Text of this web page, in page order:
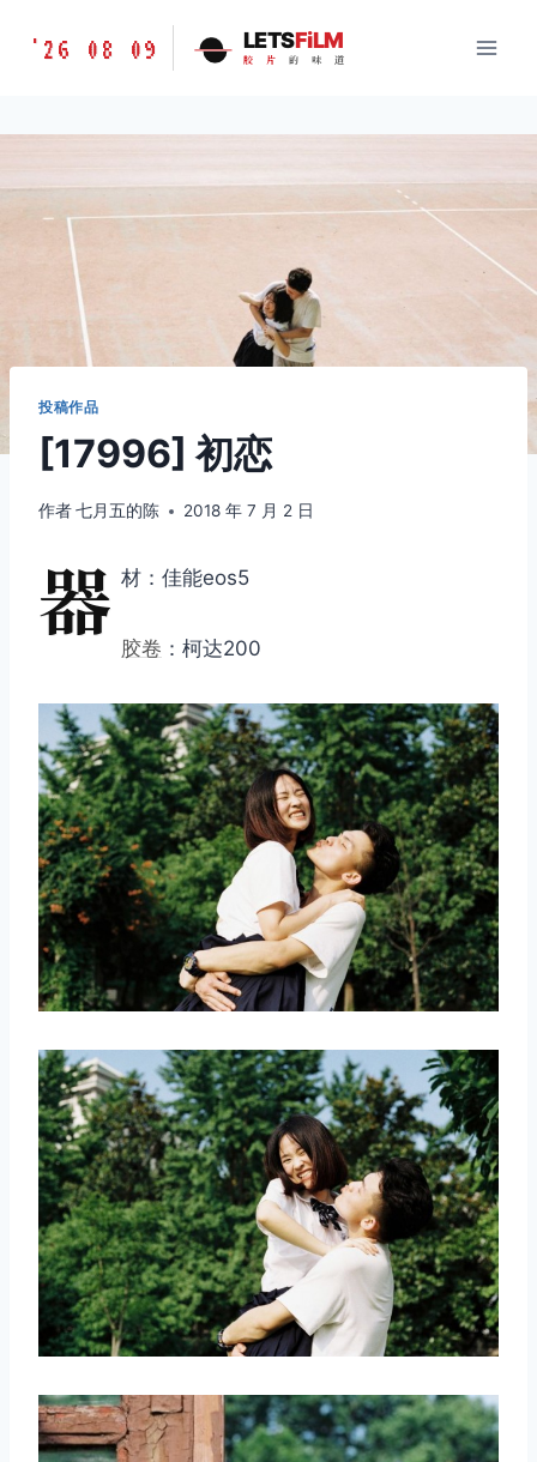
胶
味
'26 08 09 LETSFiLM
胶 片 的 味 道
投稿作品
[17996] 初恋
作者七月五的陈 2018 年 7 月 2 日
器 材：佳能eos5
胶卷 ：柯达200